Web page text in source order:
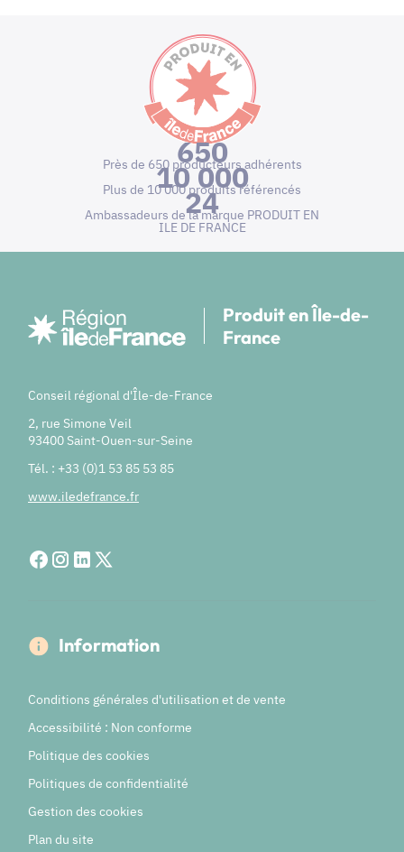
650
Près de 650 producteurs adhérents
10 000
Plus de 10 000 produits référencés
24
Ambassadeurs de la marque PRODUIT EN
ILE DE FRANCE
Produit en Île-de-
France
Conseil régional d'Île-de-France
2, rue Simone Veil
93400 Saint-Ouen-sur-Seine
Tél. : +33 (0)1 53 85 53 85
www.iledefrance.fr
Information
Conditions générales d'utilisation et de vente
Accessibilité : Non conforme
Politique des cookies
Politiques de confidentialité
Gestion des cookies
Plan du site